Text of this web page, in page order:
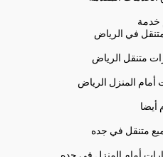
خدمة
في الرياض
متنقل الرياض
أمام المنزل الرياض
أيضا
متنقل في جده